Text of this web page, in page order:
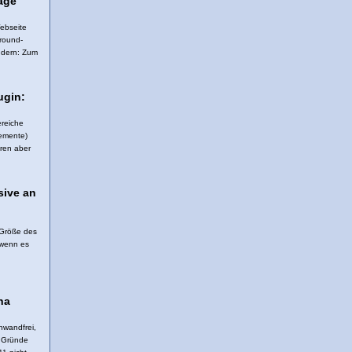
Zum
aber
an
des
es